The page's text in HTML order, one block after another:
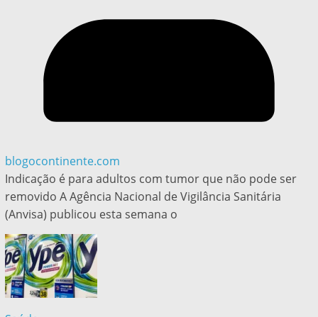
blogocontinente.com
Indicação é para adultos com tumor que não pode ser
removido A Agência Nacional de Vigilância Sanitária
(Anvisa) publicou esta semana o